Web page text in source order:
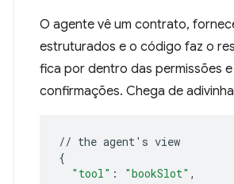
O agente vê um contrato,
estruturados e o código faz o
fica por dentro das permissões e
confirmações. Chega de
// the agent' s
{
"tool" : "bookSlot"